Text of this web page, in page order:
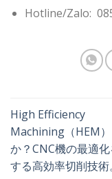
Hotline/Zalo:
High Efficiency
Machining（HEM
か？CNC機の最適
する高効率切削技術。